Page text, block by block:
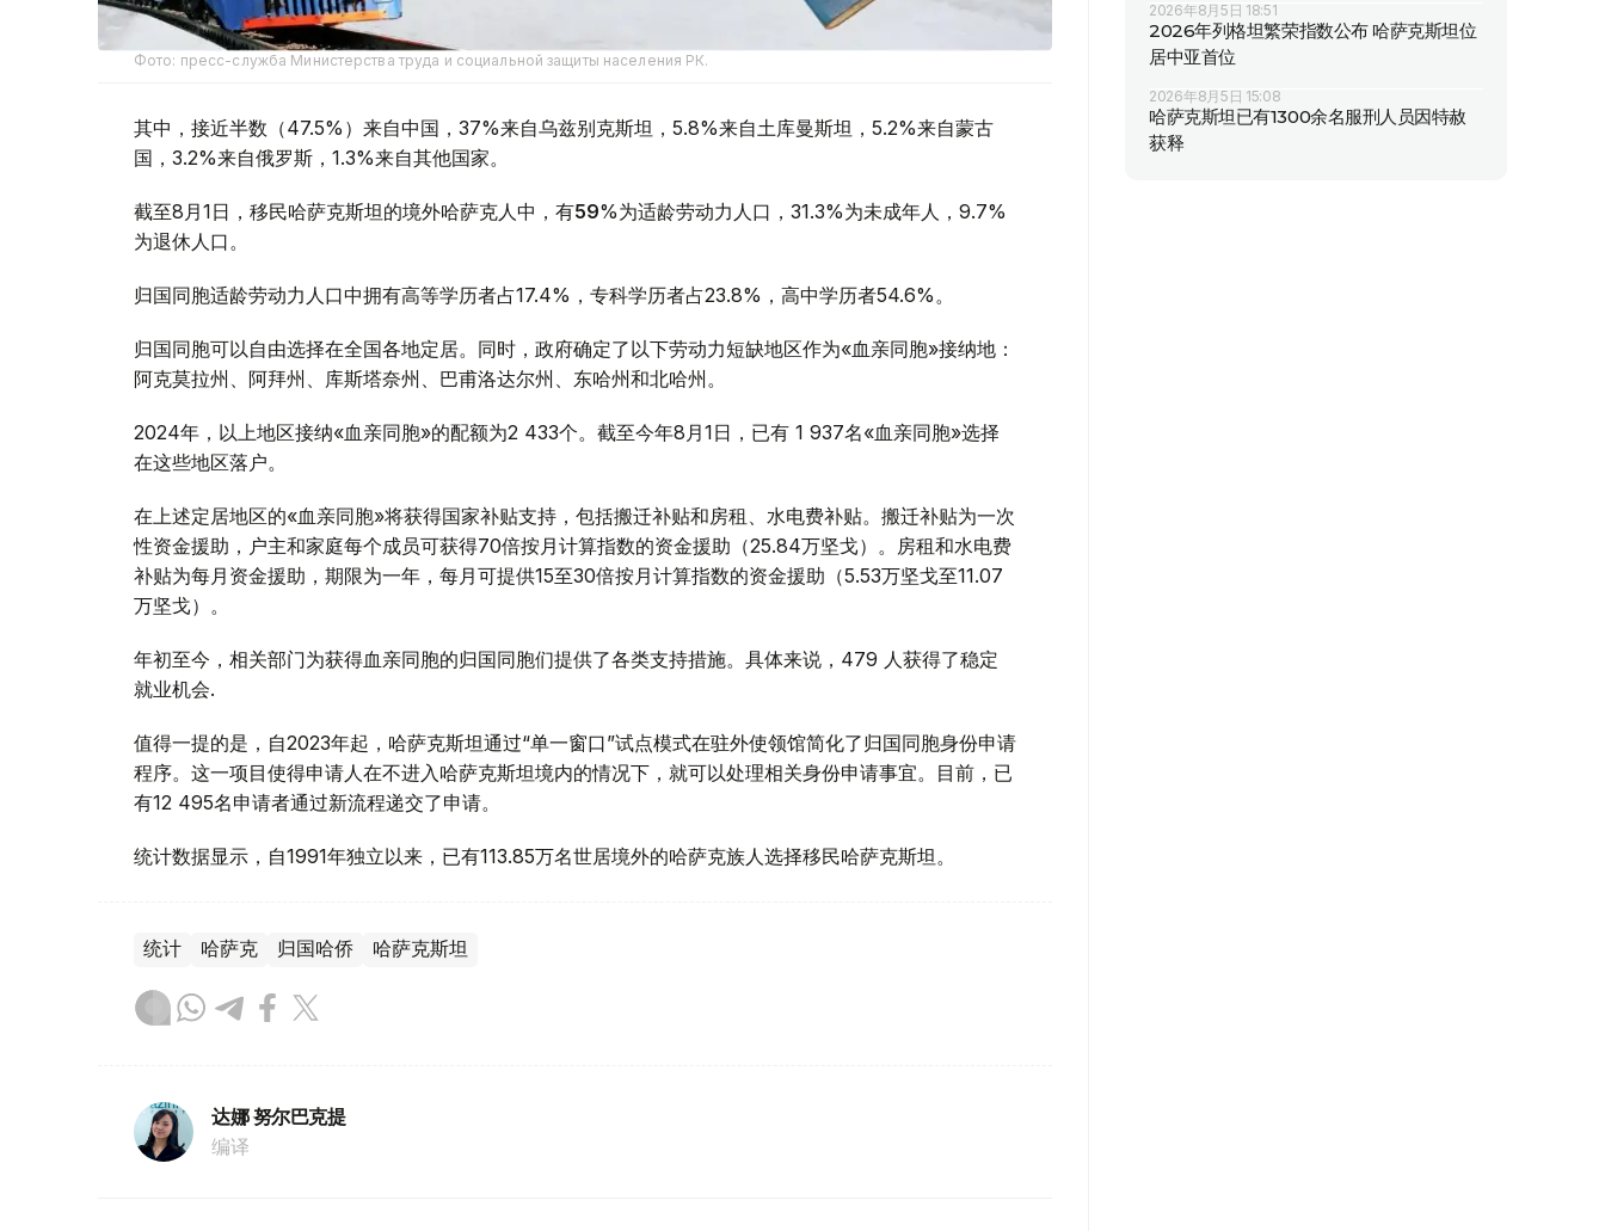
Фото: пресс-служба Министерства труда и социальной защиты населения РК.
其中，接近半数（47.5%）来自中国，37%来自乌兹别克斯坦，5.8%来自土库曼斯坦，5.2%来自蒙古
国，3.2%来自俄罗斯，1.3%来自其他国家。
截至8月1日，移民哈萨克斯坦的境外哈萨克人中，有59%为适龄劳动力人口，31.3%为未成年人，9.7%
为退休人口。
归国同胞适龄劳动力人口中拥有高等学历者占17.4%，专科学历者占23.8%，高中学历者54.6%。
归国同胞可以自由选择在全国各地定居。同时，政府确定了以下劳动力短缺地区作为«血亲同胞»接纳地：
阿克莫拉州、阿拜州、库斯塔奈州、巴甫洛达尔州、东哈州和北哈州。
2024年，以上地区接纳«血亲同胞»的配额为2 433个。截至今年8月1日，已有 1 937名«血亲同胞»选择
在这些地区落户。
在上述定居地区的«血亲同胞»将获得国家补贴支持，包括搬迁补贴和房租、水电费补贴。搬迁补贴为一次
性资金援助，户主和家庭每个成员可获得70倍按月计算指数的资金援助（25.84万坚戈）。房租和水电费
补贴为每月资金援助，期限为一年，每月可提供15至30倍按月计算指数的资金援助（5.53万坚戈至11.07
万坚戈）。
年初至今，相关部门为获得血亲同胞的归国同胞们提供了各类支持措施。具体来说，479 人获得了稳定
就业机会.
值得一提的是，自2023年起，哈萨克斯坦通过“单一窗口”试点模式在驻外使领馆简化了归国同胞身份申请
程序。这一项目使得申请人在不进入哈萨克斯坦境内的情况下，就可以处理相关身份申请事宜。目前，已
有12 495名申请者通过新流程递交了申请。
统计数据显示，自1991年独立以来，已有113.85万名世居境外的哈萨克族人选择移民哈萨克斯坦。
统计 哈萨克 归国哈侨 哈萨克斯坦
达娜 努尔巴克提
编译
2026年8月5日 18:51
2026年列格坦繁荣指数公布 哈萨克斯坦位
居中亚首位
2026年8月5日 15:08
哈萨克斯坦已有1300余名服刑人员因特赦
获释